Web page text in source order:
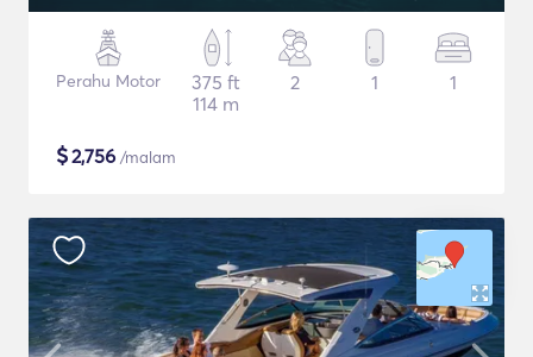
Perahu Motor
375 ft
114 m
2 1 1
$2,756 /malam